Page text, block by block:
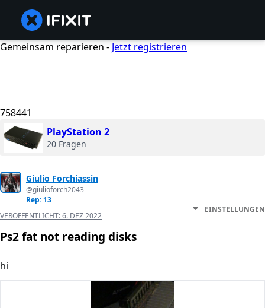
Gemeinsam reparieren - Jetzt registrieren
758441
PlayStation 2
20 Fragen
Giulio Forchiassin
@giulioforch2043
Rep: 13
VERÖFFENTLICHT:6. DEZ 2022
EINSTELLUNGEN
Ps2 fat not reading disks
hi